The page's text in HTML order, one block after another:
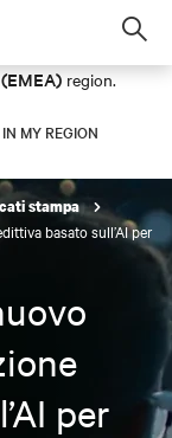
region.
MY REGION
stampa
basato sull’AI per
per